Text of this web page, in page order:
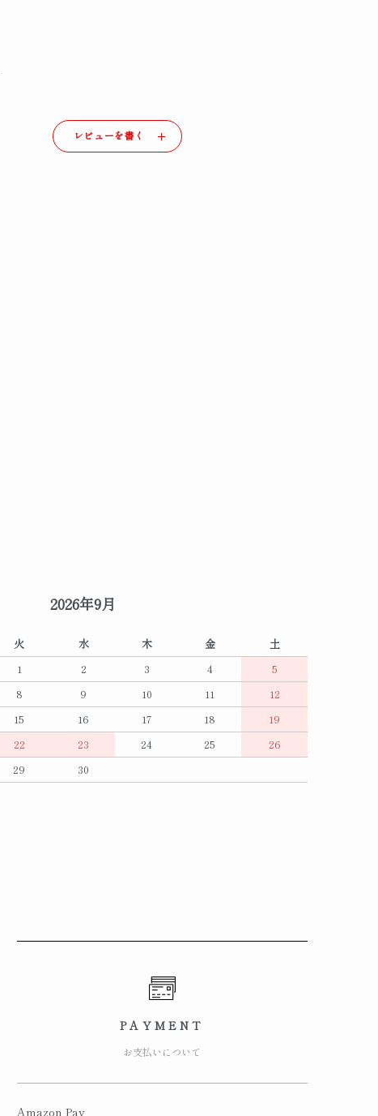
レビューを書く
2026年9月
火 水 木 金
土
1
2 3 4
5
8 9 10 11
12
15 16 17 18
19
22 23 24 25
26
29 30
PAYMENT
お支払いについて
Amazon Pay